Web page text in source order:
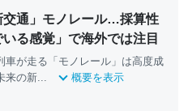
交通」モノレール…採算性
る感覚」で海外では注目
車が走る「モノレール」は高度成
来の新... 概要を表示